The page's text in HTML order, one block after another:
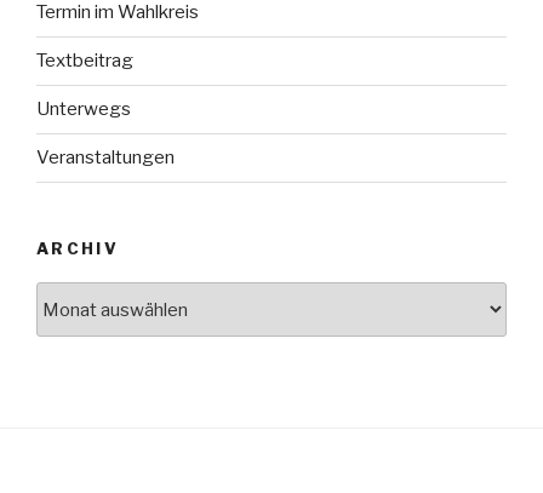
Termin im Wahlkreis
Textbeitrag
Unterwegs
Veranstaltungen
ARCHIV